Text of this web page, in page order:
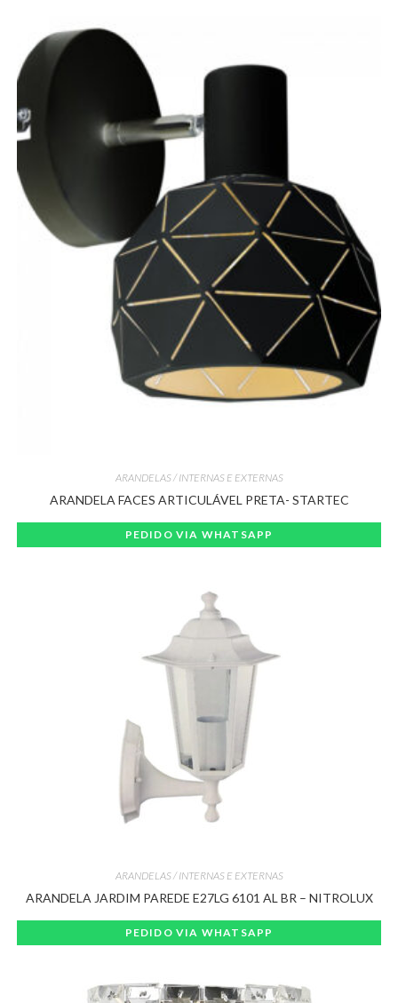
ARANDELAS / INTERNAS E EXTERNAS
ARANDELA FACES ARTICULÁVEL PRETA- STARTEC
PEDIDO VIA WHATSAPP
ARANDELAS / INTERNAS E EXTERNAS
ARANDELA JARDIM PAREDE E27LG 6101 AL BR – NITROLUX
PEDIDO VIA WHATSAPP